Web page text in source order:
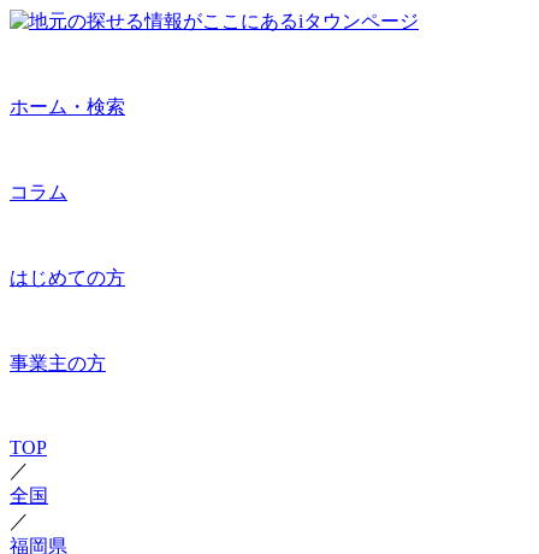
ホーム・検索
コラム
はじめての方
事業主の方
TOP
／
全国
／
福岡県